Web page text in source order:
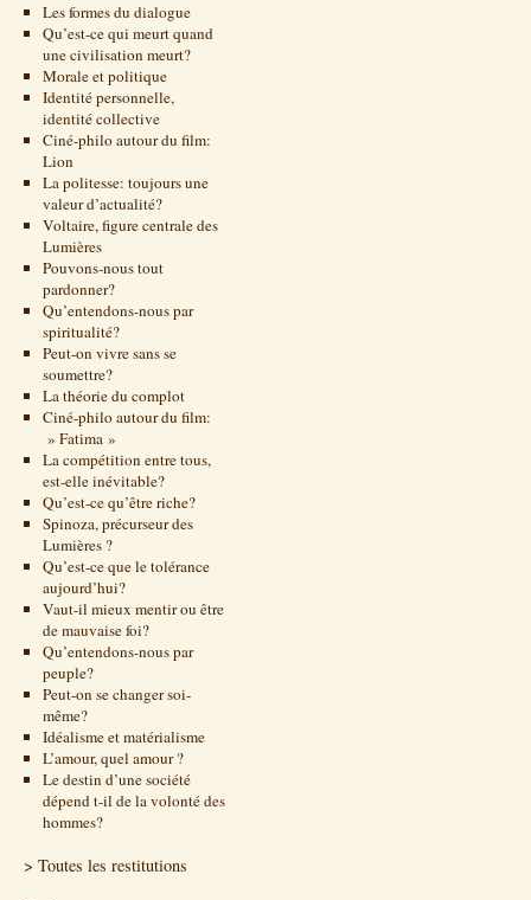
Les formes du dialogue
Qu’est-ce qui meurt quand
une civilisation meurt?
Morale et politique
Identité personnelle,
identité collective
Ciné-philo autour du film:
Lion
La politesse: toujours une
valeur d’actualité?
Voltaire, figure centrale des
Lumières
Pouvons-nous tout
pardonner?
Qu’entendons-nous par
spiritualité?
Peut-on vivre sans se
soumettre?
La théorie du complot
Ciné-philo autour du film:
» Fatima »
La compétition entre tous,
est-elle inévitable?
Qu’est-ce qu’être riche?
Spinoza, précurseur des
Lumières ?
Qu’est-ce que le tolérance
aujourd’hui?
Vaut-il mieux mentir ou être
de mauvaise foi?
Qu’entendons-nous par
peuple?
Peut-on se changer soi-
même?
Idéalisme et matérialisme
L’amour, quel amour ?
Le destin d’une société
dépend t-il de la volonté des
hommes?
> Toutes les restitutions